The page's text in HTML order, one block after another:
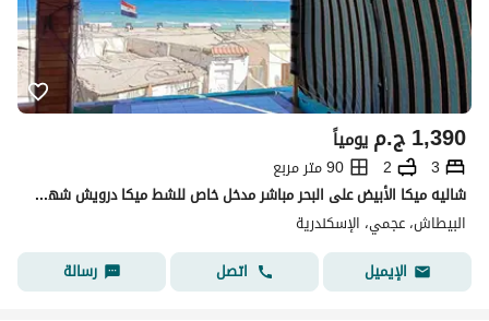
ج.م1,390 يومياً
3
2
90 متر مربع
شاليه ميكا الأبيض على البحر مباشر مدخل خاص للشط ميكا درويش شهر العسل البيطاش العجمي الإسكندرية
البيطاش، عجمي، الإسكندرية
الإيميل
اتصل رسالة